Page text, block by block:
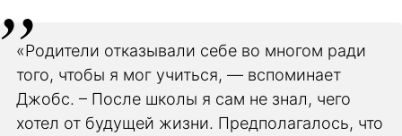
«Родители отказывали себе во многом ради
того, чтобы я мог учиться, — вспоминает
Джобс. – После школы я сам не знал, чего
хотел от будущей жизни. Предполагалось, что